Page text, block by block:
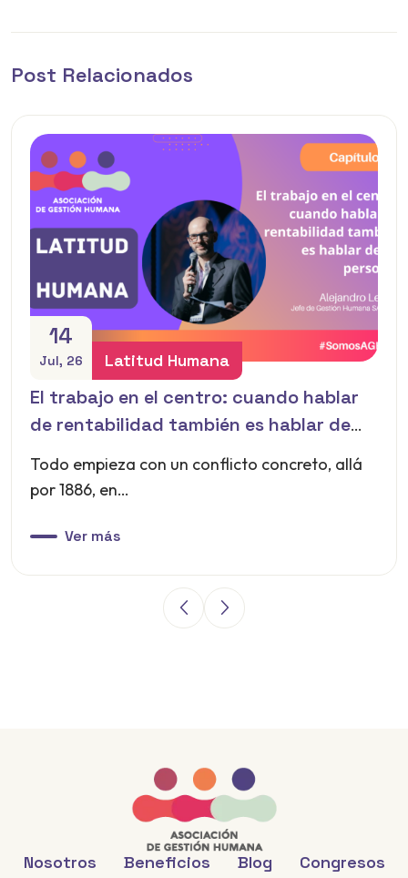
Post Relacionados
14
Jul, 26 Latitud Humana
El trabajo en el centro: cuando hablar
de rentabilidad también es hablar de
Todo empieza con un conflicto concreto, allá
por 1886, en…
Ver más
Nosotros Beneficios Blog
Congresos